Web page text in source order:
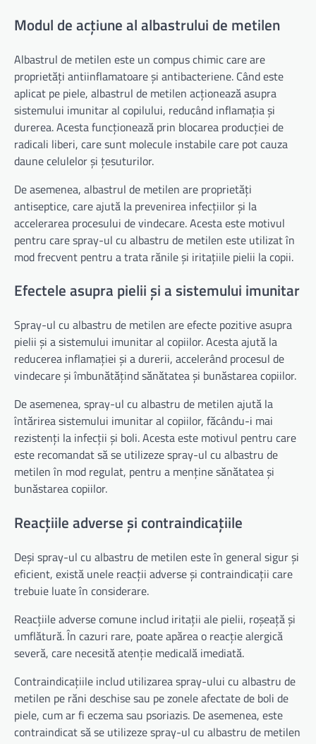
Modul de acțiune al albastrului de metilen
Albastrul de metilen este un compus chimic care are
proprietăți antiinflamatoare și antibacteriene. Când este
aplicat pe piele, albastrul de metilen acționează asupra
sistemului imunitar al copilului, reducând inflamația și
durerea. Acesta funcționează prin blocarea producției de
radicali liberi, care sunt molecule instabile care pot cauza
daune celulelor și țesuturilor.
De asemenea, albastrul de metilen are proprietăți
antiseptice, care ajută la prevenirea infecțiilor și la
accelerarea procesului de vindecare. Acesta este motivul
pentru care spray-ul cu albastru de metilen este utilizat în
mod frecvent pentru a trata rănile și iritațiile pielii la copii.
Efectele asupra pielii și a sistemului imunitar
Spray-ul cu albastru de metilen are efecte pozitive asupra
pielii și a sistemului imunitar al copiilor. Acesta ajută la
reducerea inflamației și a durerii, accelerând procesul de
vindecare și îmbunătățind sănătatea și bunăstarea copiilor.
De asemenea, spray-ul cu albastru de metilen ajută la
întărirea sistemului imunitar al copiilor, făcându-i mai
rezistenți la infecții și boli. Acesta este motivul pentru care
este recomandat să se utilizeze spray-ul cu albastru de
metilen în mod regulat, pentru a menține sănătatea și
bunăstarea copiilor.
Reacțiile adverse și contraindicațiile
Deși spray-ul cu albastru de metilen este în general sigur și
eficient, există unele reacții adverse și contraindicații care
trebuie luate în considerare.
Reacțiile adverse comune includ iritații ale pielii, roșeață și
umflătură. În cazuri rare, poate apărea o reacție alergică
severă, care necesită atenție medicală imediată.
Contraindicațiile includ utilizarea spray-ului cu albastru de
metilen pe răni deschise sau pe zonele afectate de boli de
piele, cum ar fi eczema sau psoriazis. De asemenea, este
contraindicat să se utilizeze spray-ul cu albastru de metilen